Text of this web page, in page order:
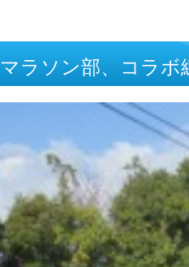
ラソン部、コラボ